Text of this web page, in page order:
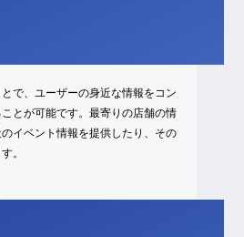
で、ユーザーの身近な情報をコン
とが可能です。最寄りの店舗の情
イベント情報を提供したり、その
。